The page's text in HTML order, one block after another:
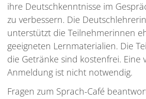
ihre Deutschkenntnisse im
zu verbessern. Die
unterstützt die Teilnehmerinnen
geeigneten Lernmaterialien. Die
die Getränke sind kostenfrei. Eine
Anmeldung ist nicht notwendig.
Fragen zum Sprach-Café